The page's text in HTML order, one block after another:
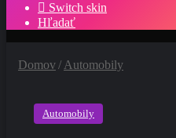
Switch skin
Hľadať
Domov/ Automobily
Automobily